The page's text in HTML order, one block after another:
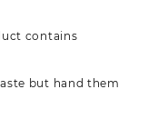
contains
but hand them